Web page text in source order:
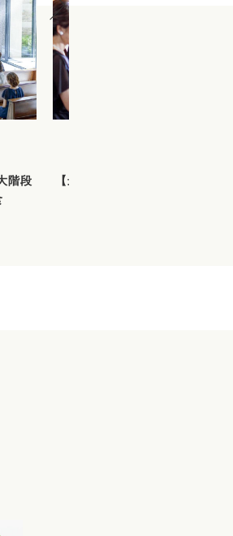
階段
【最大140万優待】憧れ＆おも